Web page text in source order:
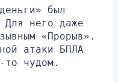
был
Для него даже
«Прорыв».
атаки БПЛА
то чудом.